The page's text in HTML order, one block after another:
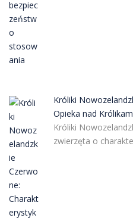
Króliki
Opieka nad
Króliki
zwierzęta o